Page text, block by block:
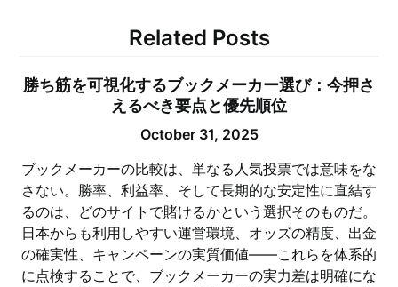
Related Posts
勝ち筋を可視化するブックメーカー選び：今押さ
えるべき要点と優先順位
October 31, 2025
ブックメーカーの比較は、単なる人気投票では意味をな
さない。勝率、利益率、そして長期的な安定性に直結す
るのは、どのサイトで賭けるかという選択そのものだ。
日本からも利用しやすい運営環境、オッズの精度、出金
の確実性、キャンペーンの実質価値——これらを体系的
に点検することで、ブックメーカーの実力差は明確にな